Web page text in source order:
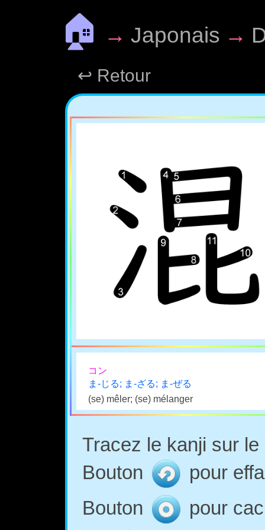
🏠 → Japonais →
↩ Retour
コン
ま-じる; ま-ざる; ま-ぜる
(se) mêler; (se) mélanger
Tracez le kanji sur
Bouton
pour
Bouton
pour